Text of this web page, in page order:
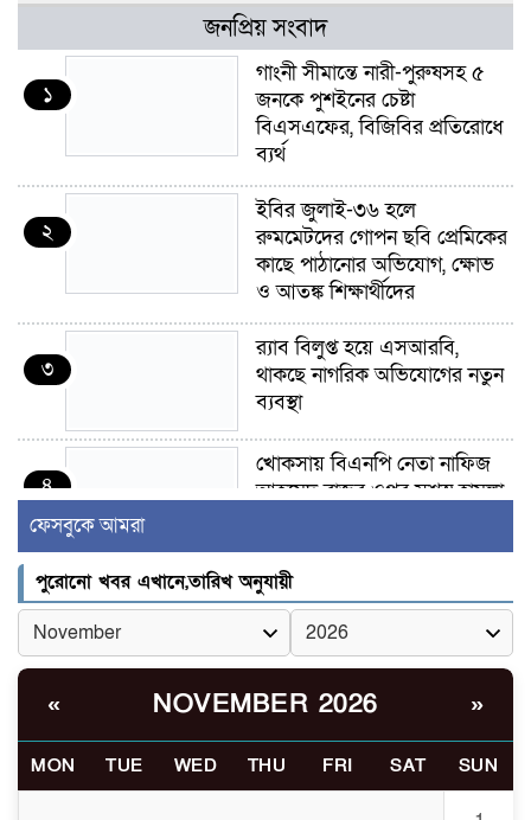
জনপ্রিয় সংবাদ
১
গাংনী সীমান্তে নারী-পুরুষসহ ৫
জনকে পুশইনের চেষ্টা
বিএসএফের, বিজিবির প্রতিরোধে
ব্যর্থ
২
ইবির জুলাই-৩৬ হলে
রুমমেটদের গোপন ছবি প্রেমিকের
কাছে পাঠানোর অভিযোগ, ক্ষোভ
ও আতঙ্ক শিক্ষার্থীদের
৩
র‍্যাব বিলুপ্ত হয়ে এসআরবি,
থাকছে নাগরিক অভিযোগের নতুন
ব্যবস্থা
৪
খোকসায় বিএনপি নেতা নাফিজ
আহমেদ রাজুর ওপর সশস্ত্র হামলা,
৫
সাঈদীর ছবিতে জুতা
নিক্ষেপকারীরা ‘জারজ সন্তান’:
আমির হামজা
৬
ইসলামী বিশ্ববিদ্যালয়র ৪৪
তৎপরতার অভিযোগ/ তদন্তে
গঠিত হলো উচ্চপর্যায়ের কমিটি
ফেসবুকে আমরা
পুরোনো খবর এখানে,তারিখ অনুযায়ী
« NOVEMBER 2026 »
MON TUE WED THU FRI SAT SUN